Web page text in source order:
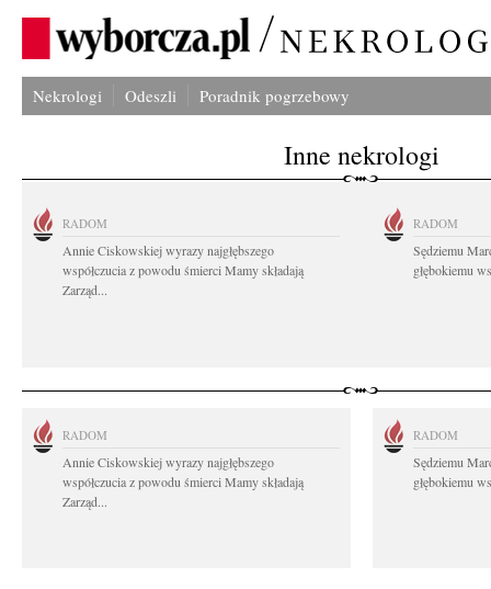
Nekrologi Odeszli Poradnik pogrzebowy
Inne nekrologi
RADOM
Annie Ciskowskiej wyrazy najgłębszego
współczucia z powodu śmierci Mamy składają
Zarząd...
RADOM
Sędziemu
głębokiemu
RADOM
Annie Ciskowskiej wyrazy najgłębszego
współczucia z powodu śmierci Mamy składają
Zarząd...
RADOM
Sędziemu
głębokiemu